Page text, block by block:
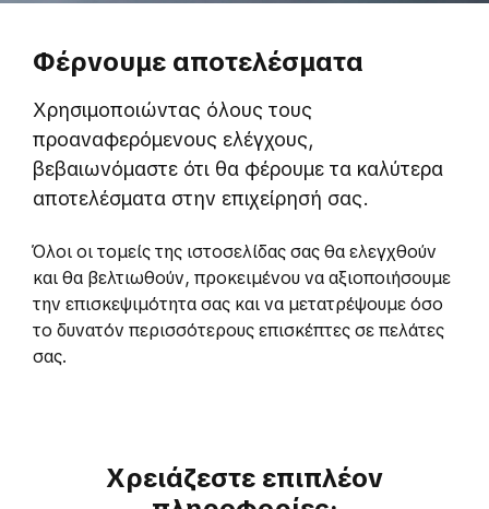
Φέρνουμε αποτελέσματα
Χρησιμοποιώντας όλους τους
προαναφερόμενους ελέγχους,
βεβαιωνόμαστε ότι θα φέρουμε τα καλύτερα
αποτελέσματα στην επιχείρησή σας.
Όλοι οι τομείς της ιστοσελίδας σας θα ελεγχθούν
και θα βελτιωθούν, προκειμένου να αξιοποιήσουμε
την επισκεψιμότητα σας και να μετατρέψουμε όσο
το δυνατόν περισσότερους επισκέπτες σε πελάτες
σας.
Χρειάζεστε επιπλέον